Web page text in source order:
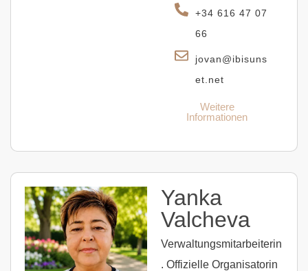
+34 616 47 07
66
jovan@ibisuns
et.net
Weitere
Informationen
Yanka
Valcheva
Verwaltungsmitarbeiterin
. Offizielle Organisatorin